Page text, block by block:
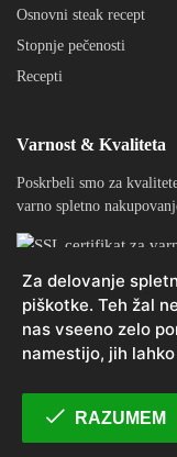
Osnovni steak recept
Stopnje pečenosti
Recepti
Varnost & Kvaliteta
Poskrbeli smo za
varno spletno
Aljaž Žilnik s.p., vse
Pogoji poslovanja
Za delovanje
piškotke. Teh žal
nas vseeno zelo
namestijo, jih
RAZUMEM